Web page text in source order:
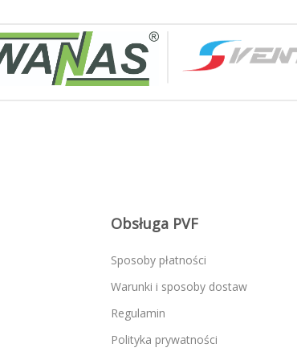
Obsługa PVF
Sposoby płatności
Warunki i sposoby dostaw
Regulamin
Polityka prywatności